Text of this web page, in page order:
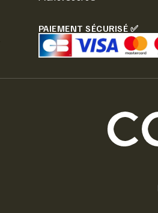
PAIEMENT SÉCURISÉ ✅